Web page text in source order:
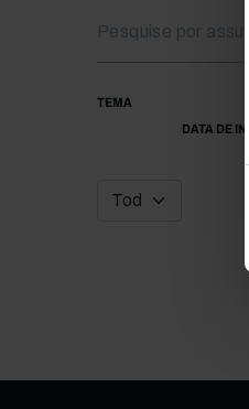
TEMA
DATA DE